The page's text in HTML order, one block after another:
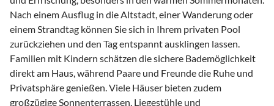
Nach einem Ausflug in die Altstadt, einer Wanderung oder
einem Strandtag können Sie sich in Ihrem privaten Pool
zurückziehen und den Tag entspannt ausklingen lassen.
Familien mit Kindern schätzen die sichere Bademöglichkeit
direkt am Haus, während Paare und Freunde die Ruhe und
Privatsphäre genießen. Viele Häuser bieten zudem
großzügige Sonnenterrassen, Liegestühle und